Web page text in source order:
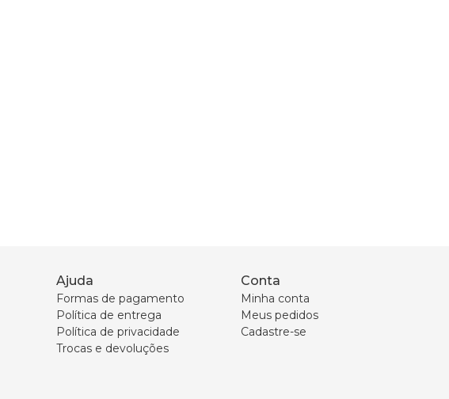
Ajuda
Formas de pagamento
Política de entrega
Política de privacidade
Trocas e devoluções
Conta
Minha conta
Meus pedidos
Cadastre-se